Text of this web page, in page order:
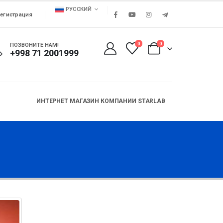
РУССКИЙ
ПОЗВОНИТЕ НАМ!
+998 71 2001999
0 0
ИНТЕРНЕТ МАГАЗИН КОМПАНИИ STARLAB